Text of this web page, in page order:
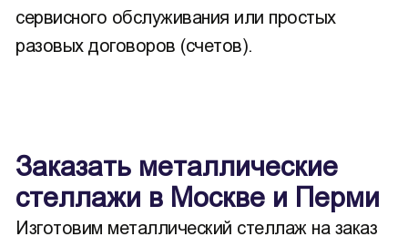
сервисного обслуживания или простых
разовых договоров (счетов).
Заказать металлические
стеллажи в Москве и Перми
Изготовим металлический стеллаж на заказ